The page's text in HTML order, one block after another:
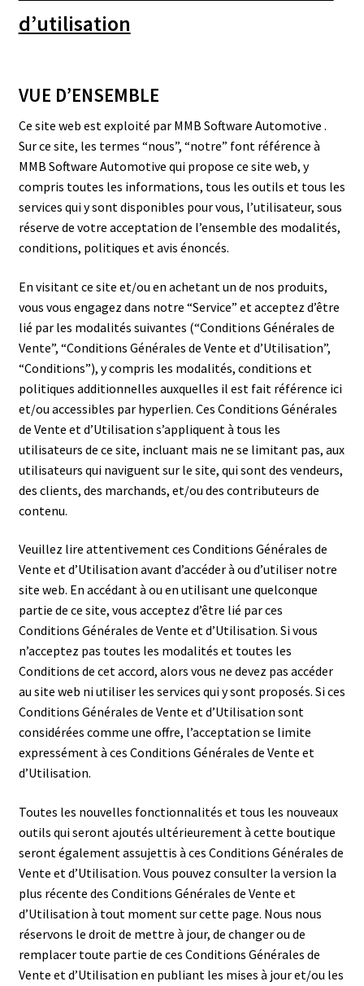
d’utilisation
VUE D’ENSEMBLE
Ce site web est exploité par MMB Software Automotive .
Sur ce site, les termes “nous”, “notre” font référence à
MMB Software Automotive qui propose ce site web, y
compris toutes les informations, tous les outils et tous les
services qui y sont disponibles pour vous, l’utilisateur, sous
réserve de votre acceptation de l’ensemble des modalités,
conditions, politiques et avis énoncés.
En visitant ce site et/ou en achetant un de nos produits,
vous vous engagez dans notre “Service” et acceptez d’être
lié par les modalités suivantes (“Conditions Générales de
Vente”, “Conditions Générales de Vente et d’Utilisation”,
“Conditions”), y compris les modalités, conditions et
politiques additionnelles auxquelles il est fait référence ici
et/ou accessibles par hyperlien. Ces Conditions Générales
de Vente et d’Utilisation s’appliquent à tous les
utilisateurs de ce site, incluant mais ne se limitant pas, aux
utilisateurs qui naviguent sur le site, qui sont des vendeurs,
des clients, des marchands, et/ou des contributeurs de
contenu.
Veuillez lire attentivement ces Conditions Générales de
Vente et d’Utilisation avant d’accéder à ou d’utiliser notre
site web. En accédant à ou en utilisant une quelconque
partie de ce site, vous acceptez d’être lié par ces
Conditions Générales de Vente et d’Utilisation. Si vous
n’acceptez pas toutes les modalités et toutes les
Conditions de cet accord, alors vous ne devez pas accéder
au site web ni utiliser les services qui y sont proposés. Si ces
Conditions Générales de Vente et d’Utilisation sont
considérées comme une offre, l’acceptation se limite
expressément à ces Conditions Générales de Vente et
d’Utilisation.
Toutes les nouvelles fonctionnalités et tous les nouveaux
outils qui seront ajoutés ultérieurement à cette boutique
seront également assujettis à ces Conditions Générales de
Vente et d’Utilisation. Vous pouvez consulter la version la
plus récente des Conditions Générales de Vente et
d’Utilisation à tout moment sur cette page. Nous nous
réservons le droit de mettre à jour, de changer ou de
remplacer toute partie de ces Conditions Générales de
Vente et d’Utilisation en publiant les mises à jour et/ou les